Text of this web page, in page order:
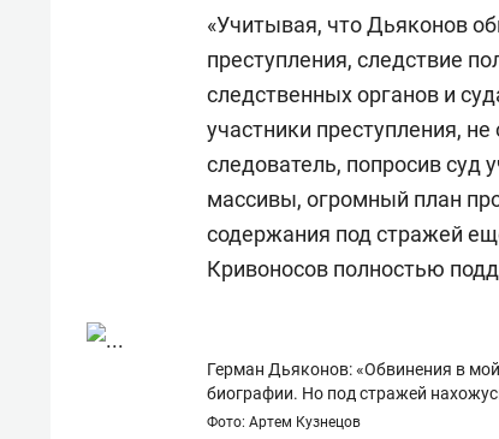
«Учитывая, что Дьяконов
преступления, следствие
следственных органов и
участники преступления,
следователь, попросив суд
массивы, огромный план
содержания под стражей
Кривоносов полностью
Герман Дьяконов: «Обвинения в
биографии. Но под стражей
Фото: Артем Кузнецов